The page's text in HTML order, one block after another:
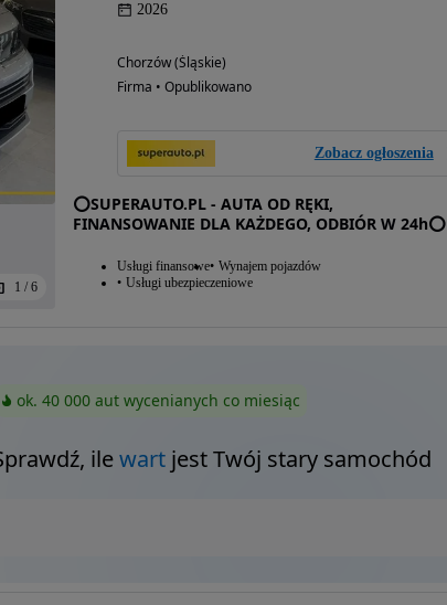
1 / 6
2026
Chorzów (Śląskie)
Firma • Opublikowano
Zobacz ogłoszenia
⭕SUPERAUTO.PL - AUTA OD RĘKI,
FINANSOWANIE DLA KAŻDEGO, ODBIÓR W 24h⭕
Usługi finansowe Wynajem pojazdów
Usługi ubezpieczeniowe
ok. 40 000 aut wycenianych co miesiąc
ilewartjest Twój stary samochód